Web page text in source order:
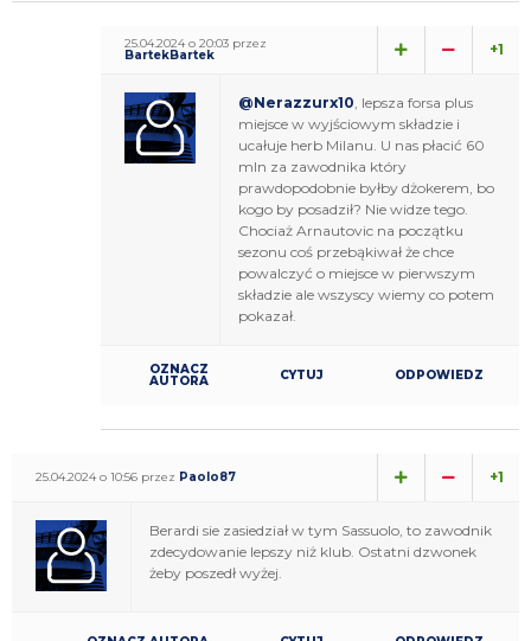
25.04.2024 o 20:03 przez
BartekBartek +1
@Nerazzurx10 , lepsza forsa plus
miejsce w wyjściowym składzie i
ucałuje herb Milanu. U nas płacić 60
mln za zawodnika który
prawdopodobnie byłby dżokerem, bo
kogo by posadził? Nie widze tego.
Chociaż Arnautovic na początku
sezonu coś przebąkiwał że chce
powalczyć o miejsce w pierwszym
składzie ale wszyscy wiemy co potem
pokazał.
OZNACZ
AUTORA CYTUJ ODPOWIEDZ
25.04.2024 o 10:56 przez Paolo87 +1
Berardi sie zasiedział w tym Sassuolo, to zawodnik
zdecydowanie lepszy niż klub. Ostatni dzwonek
żeby poszedł wyżej.